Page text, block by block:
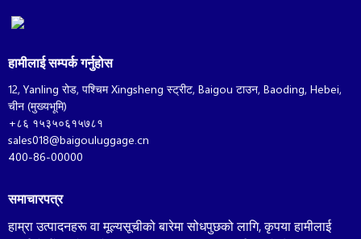
हामीलाई सम्पर्क गर्नुहोस
12, Yanling रोड, पश्चिम Xingsheng स्ट्रीट, Baigou टाउन, Baoding, Hebei,
चीन (मुख्यभूमि)
+८६ १५३५०६१५७८१
sales018@baigouluggage.cn
400-86-00000
समाचारपत्र
हाम्रा उत्पादनहरू वा मूल्यसूचीको बारेमा सोधपुछको लागि, कृपया हामीलाई